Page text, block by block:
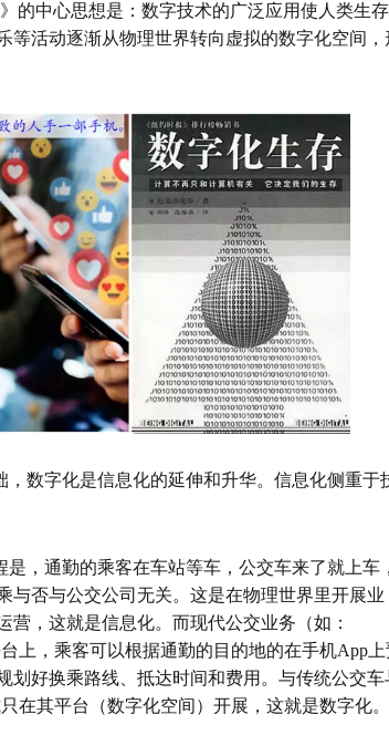
的中心思想是：数字技术的广泛应用使人类生存
等活动逐渐从物理世界转向虚拟的数字化空间，
，数字化是信息化的延伸和升华。信息化侧重于
是，通勤的乘客在车站等车，公交车来了就上车
与否与公交公司无关。这是在物理世界里开展业
，这就是信息化。而现代公交业务（如：
上，乘客可以根据通勤的目的地的在手机App
划好换乘路线、抵达时间和费用。与传统公交车
在其平台（数字化空间）开展，这就是数字化。